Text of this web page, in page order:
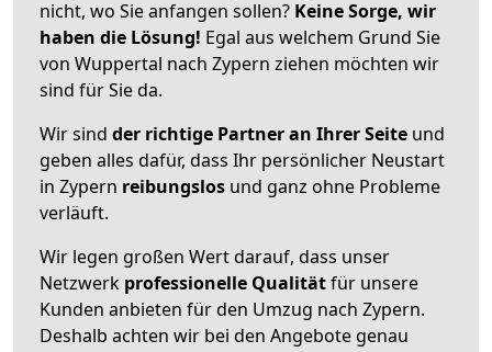
nicht, wo Sie anfangen sollen? Keine Sorge, wir
haben die Lösung! Egal aus welchem Grund Sie
von Wuppertal nach Zypern ziehen möchten wir
sind für Sie da.
Wir sind der richtige Partner an Ihrer Seite und
geben alles dafür, dass Ihr persönlicher Neustart
in Zypern reibungslos und ganz ohne Probleme
verläuft.
Wir legen großen Wert darauf, dass unser
Netzwerk professionelle Qualitätfür unsere
Kunden anbieten für den Umzug nach Zypern.
Deshalb achten wir bei den Angebote genau